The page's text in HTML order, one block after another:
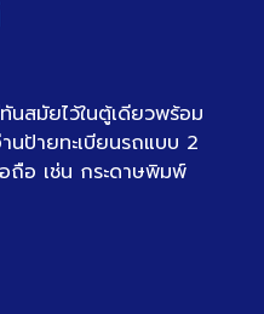
นสมัยไว้ในตู้เดียวพร้อม
ป้ายทะเบียนรถแบบ 2
ถือ เช่น กระดาษพิมพ์